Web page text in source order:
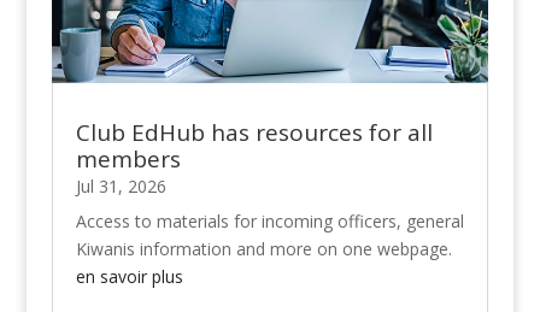
Club EdHub has resources for all
members
Jul 31, 2026
Access to materials for incoming officers, general
Kiwanis information and more on one webpage.
en savoir plus